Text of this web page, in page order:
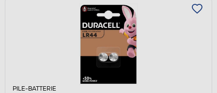
PILE-BATTERIE